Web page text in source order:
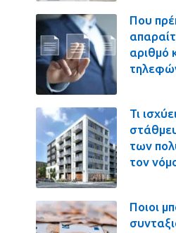
Που
αριθμό
Τι
των
τον
Ποιοι